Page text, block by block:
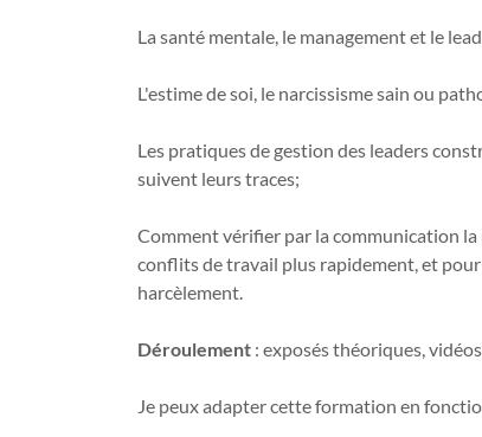
La santé mentale, le management et le
L'estime de soi, le narcissisme sain ou
Les pratiques de gestion des leaders
suivent leurs traces;
Comment vérifier par la communication la
conflits de travail plus rapidement, et pour
harcèlement.
Déroulement : exposés théoriques,
Je peux adapter cette formation en